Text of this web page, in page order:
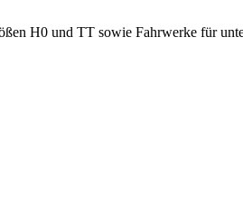
H0 und TT sowie Fahrwerke für